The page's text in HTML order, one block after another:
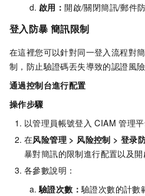
啟用：開啟/關閉簡訊/郵件
登入防暴 簡訊限制
在這裡您可以針對同一登入流程對
制，防止驗證碼丟失導致的認證風險
通過控制台進行配置
操作步驟
以管理員帳號登入 CIAM 管理平
在风险管理 > 风险控制 >登录
暴對簡訊的限制進行配置以及開
各參數說明：
驗證次數： 驗證次數的計數